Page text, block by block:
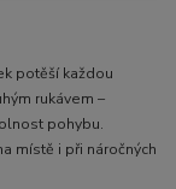
potěší každou
rukávem –
pohybu.
místě i při náročných